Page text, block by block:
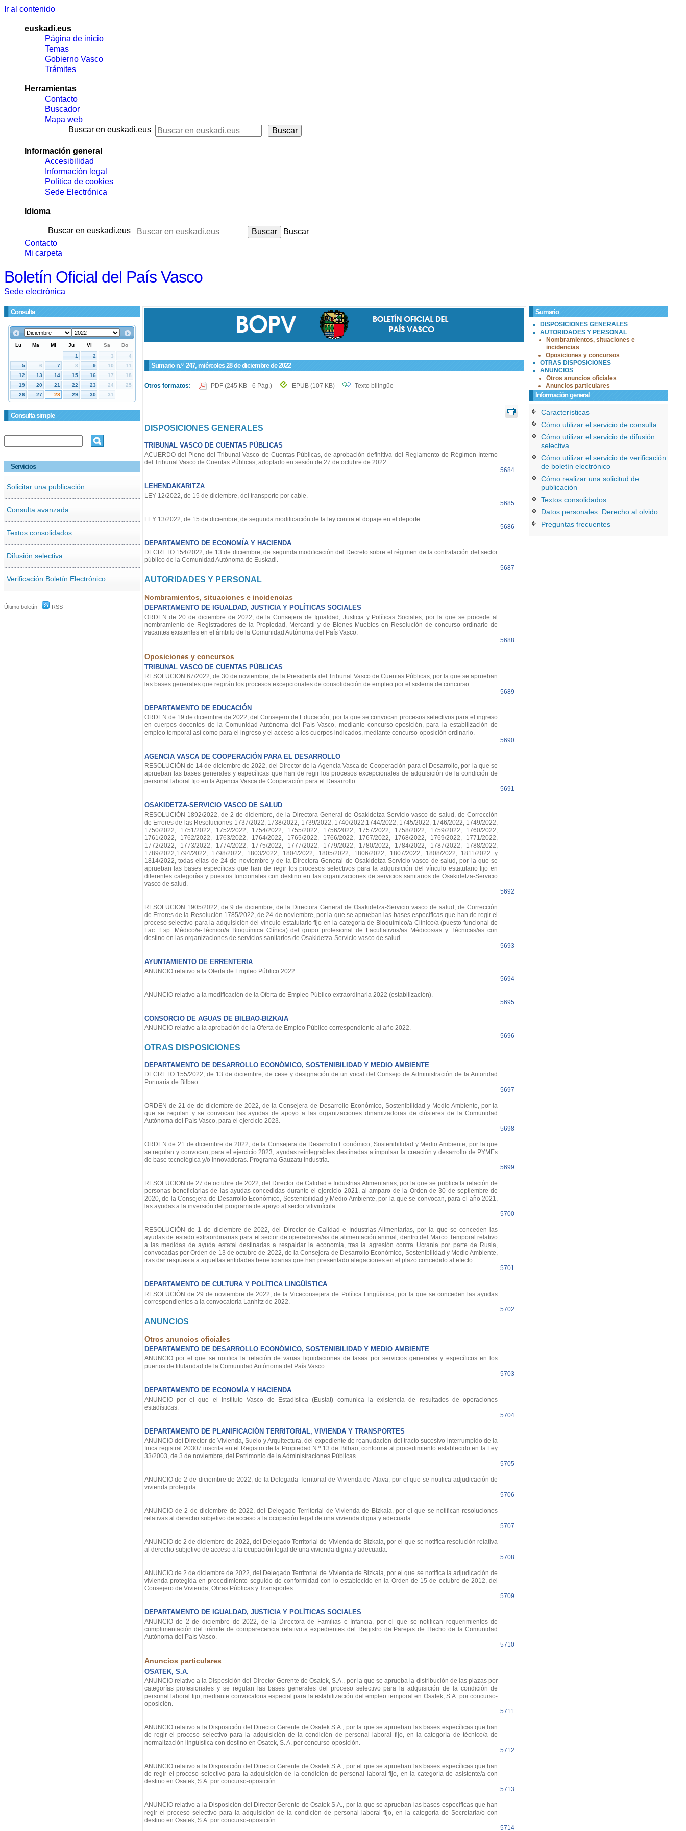
Ir al contenido
euskadi.eus
Página de inicio
Temas
Gobierno Vasco
Trámites
Herramientas
Contacto
Buscador
Mapa web
Buscar en euskadi.eus
Información general
Accesibilidad
Información legal
Política de cookies
Sede Electrónica
Idioma
Buscar en euskadi.eus
Buscar
Contacto
Mi carpeta
Boletín Oficial del País Vasco
Sede electrónica
Consulta
Consulta simple
Servicios
Solicitar una publicación
Consulta avanzada
Textos consolidados
Difusión selectiva
Verificación Boletín Electrónico
Último boletín RSS
Sumario n.º 247, miércoles 28 de diciembre de 2022
Otros formatos: PDF (245 KB - 6 Pág.) EPUB (107 KB) Texto bilingüe
DISPOSICIONES GENERALES
TRIBUNAL VASCO DE CUENTAS PÚBLICAS
ACUERDO del Pleno del Tribunal Vasco de Cuentas Públicas, de aprobación definitiva del Reglamento de Régimen Interno
del Tribunal Vasco de Cuentas Públicas, adoptado en sesión de 27 de octubre de 2022.
5684
LEHENDAKARITZA
LEY 12/2022, de 15 de diciembre, del transporte por cable.
5685
LEY 13/2022, de 15 de diciembre, de segunda modificación de la ley contra el dopaje en el deporte.
5686
DEPARTAMENTO DE ECONOMÍA Y HACIENDA
DECRETO 154/2022, de 13 de diciembre, de segunda modificación del Decreto sobre el régimen de la contratación del sector
público de la Comunidad Autónoma de Euskadi.
5687
AUTORIDADES Y PERSONAL
Nombramientos, situaciones e incidencias
DEPARTAMENTO DE IGUALDAD, JUSTICIA Y POLÍTICAS SOCIALES
ORDEN de 20 de diciembre de 2022, de la Consejera de Igualdad, Justicia y Políticas Sociales, por la que se procede al
nombramiento de Registradores de la Propiedad, Mercantil y de Bienes Muebles en Resolución de concurso ordinario de
vacantes existentes en el ámbito de la Comunidad Autónoma del País Vasco.
5688
Oposiciones y concursos
TRIBUNAL VASCO DE CUENTAS PÚBLICAS
RESOLUCIÓN 67/2022, de 30 de noviembre, de la Presidenta del Tribunal Vasco de Cuentas Públicas, por la que se aprueban
las bases generales que regirán los procesos excepcionales de consolidación de empleo por el sistema de concurso.
5689
DEPARTAMENTO DE EDUCACIÓN
ORDEN de 19 de diciembre de 2022, del Consejero de Educación, por la que se convocan procesos selectivos para el ingreso
en cuerpos docentes de la Comunidad Autónoma del País Vasco, mediante concurso-oposición, para la estabilización de
empleo temporal así como para el ingreso y el acceso a los cuerpos indicados, mediante concurso-oposición ordinario.
5690
AGENCIA VASCA DE COOPERACIÓN PARA EL DESARROLLO
RESOLUCIÓN de 14 de diciembre de 2022, del Director de la Agencia Vasca de Cooperación para el Desarrollo, por la que se
aprueban las bases generales y específicas que han de regir los procesos excepcionales de adquisición de la condición de
personal laboral fijo en la Agencia Vasca de Cooperación para el Desarrollo.
5691
OSAKIDETZA-SERVICIO VASCO DE SALUD
RESOLUCIÓN 1892/2022, de 2 de diciembre, de la Directora General de Osakidetza-Servicio vasco de salud, de Corrección
de Errores de las Resoluciones 1737/2022, 1738/2022, 1739/2022, 1740/2022,1744/2022, 1745/2022, 1746/2022, 1749/2022,
1750/2022, 1751/2022, 1752/2022, 1754/2022, 1755/2022, 1756/2022, 1757/2022, 1758/2022, 1759/2022, 1760/2022,
1761/2022, 1762/2022, 1763/2022, 1764/2022, 1765/2022, 1766/2022, 1767/2022, 1768/2022, 1769/2022, 1771/2022,
1772/2022, 1773/2022, 1774/2022, 1775/2022, 1777/2022, 1779/2022, 1780/2022, 1784/2022, 1787/2022, 1788/2022,
1789/2022,1794/2022, 1798/2022, 1803/2022, 1804/2022, 1805/2022, 1806/2022, 1807/2022, 1808/2022, 1811/2022 y
1814/2022, todas ellas de 24 de noviembre y de la Directora General de Osakidetza-Servicio vasco de salud, por la que se
aprueban las bases específicas que han de regir los procesos selectivos para la adquisición del vínculo estatutario fijo en
diferentes categorías y puestos funcionales con destino en las organizaciones de servicios sanitarios de Osakidetza-Servicio
vasco de salud.
5692
RESOLUCIÓN 1905/2022, de 9 de diciembre, de la Directora General de Osakidetza-Servicio vasco de salud, de Corrección
de Errores de la Resolución 1785/2022, de 24 de noviembre, por la que se aprueban las bases específicas que han de regir el
proceso selectivo para la adquisición del vínculo estatutario fijo en la categoría de Bioquímico/a Clínico/a (puesto funcional de
Fac. Esp. Médico/a-Técnico/a Bioquímica Clínica) del grupo profesional de Facultativos/as Médicos/as y Técnicas/as con
destino en las organizaciones de servicios sanitarios de Osakidetza-Servicio vasco de salud.
5693
AYUNTAMIENTO DE ERRENTERIA
ANUNCIO relativo a la Oferta de Empleo Público 2022.
5694
ANUNCIO relativo a la modificación de la Oferta de Empleo Público extraordinaria 2022 (estabilización).
5695
CONSORCIO DE AGUAS DE BILBAO-BIZKAIA
ANUNCIO relativo a la aprobación de la Oferta de Empleo Público correspondiente al año 2022.
5696
OTRAS DISPOSICIONES
DEPARTAMENTO DE DESARROLLO ECONÓMICO, SOSTENIBILIDAD Y MEDIO AMBIENTE
DECRETO 155/2022, de 13 de diciembre, de cese y designación de un vocal del Consejo de Administración de la Autoridad
Portuaria de Bilbao.
5697
ORDEN de 21 de de diciembre de 2022, de la Consejera de Desarrollo Económico, Sostenibilidad y Medio Ambiente, por la
que se regulan y se convocan las ayudas de apoyo a las organizaciones dinamizadoras de clústeres de la Comunidad
Autónoma del País Vasco, para el ejercicio 2023.
5698
ORDEN de 21 de diciembre de 2022, de la Consejera de Desarrollo Económico, Sostenibilidad y Medio Ambiente, por la que
se regulan y convocan, para el ejercicio 2023, ayudas reintegrables destinadas a impulsar la creación y desarrollo de PYMEs
de base tecnológica y/o innovadoras. Programa Gauzatu Industria.
5699
RESOLUCIÓN de 27 de octubre de 2022, del Director de Calidad e Industrias Alimentarias, por la que se publica la relación de
personas beneficiarias de las ayudas concedidas durante el ejercicio 2021, al amparo de la Orden de 30 de septiembre de
2020, de la Consejera de Desarrollo Económico, Sostenibilidad y Medio Ambiente, por la que se convocan, para el año 2021,
las ayudas a la inversión del programa de apoyo al sector vitivinícola.
5700
RESOLUCIÓN de 1 de diciembre de 2022, del Director de Calidad e Industrias Alimentarias, por la que se conceden las
ayudas de estado extraordinarias para el sector de operadores/as de alimentación animal, dentro del Marco Temporal relativo
a las medidas de ayuda estatal destinadas a respaldar la economía, tras la agresión contra Ucrania por parte de Rusia,
convocadas por Orden de 13 de octubre de 2022, de la Consejera de Desarrollo Económico, Sostenibilidad y Medio Ambiente,
tras dar respuesta a aquellas entidades beneficiarias que han presentado alegaciones en el plazo concedido al efecto.
5701
DEPARTAMENTO DE CULTURA Y POLÍTICA LINGÜÍSTICA
RESOLUCIÓN de 29 de noviembre de 2022, de la Viceconsejera de Política Lingüística, por la que se conceden las ayudas
correspondientes a la convocatoria Lanhitz de 2022.
5702
ANUNCIOS
Otros anuncios oficiales
DEPARTAMENTO DE DESARROLLO ECONÓMICO, SOSTENIBILIDAD Y MEDIO AMBIENTE
ANUNCIO por el que se notifica la relación de varias liquidaciones de tasas por servicios generales y específicos en los
puertos de titularidad de la Comunidad Autónoma del País Vasco.
5703
DEPARTAMENTO DE ECONOMÍA Y HACIENDA
ANUNCIO por el que el Instituto Vasco de Estadística (Eustat) comunica la existencia de resultados de operaciones
estadísticas.
5704
DEPARTAMENTO DE PLANIFICACIÓN TERRITORIAL, VIVIENDA Y TRANSPORTES
ANUNCIO del Director de Vivienda, Suelo y Arquitectura, del expediente de reanudación del tracto sucesivo interrumpido de la
finca registral 20307 inscrita en el Registro de la Propiedad N.º 13 de Bilbao, conforme al procedimiento establecido en la Ley
33/2003, de 3 de noviembre, del Patrimonio de la Administraciones Públicas.
5705
ANUNCIO de 2 de diciembre de 2022, de la Delegada Territorial de Vivienda de Álava, por el que se notifica adjudicación de
vivienda protegida.
5706
ANUNCIO de 2 de diciembre de 2022, del Delegado Territorial de Vivienda de Bizkaia, por el que se notifican resoluciones
relativas al derecho subjetivo de acceso a la ocupación legal de una vivienda digna y adecuada.
5707
ANUNCIO de 2 de diciembre de 2022, del Delegado Territorial de Vivienda de Bizkaia, por el que se notifica resolución relativa
al derecho subjetivo de acceso a la ocupación legal de una vivienda digna y adecuada.
5708
ANUNCIO de 2 de diciembre de 2022, del Delegado Territorial de Vivienda de Bizkaia, por el que se notifica la adjudicación de
vivienda protegida en procedimiento seguido de conformidad con lo establecido en la Orden de 15 de octubre de 2012, del
Consejero de Vivienda, Obras Públicas y Transportes.
5709
DEPARTAMENTO DE IGUALDAD, JUSTICIA Y POLÍTICAS SOCIALES
ANUNCIO de 2 de diciembre de 2022, de la Directora de Familias e Infancia, por el que se notifican requerimientos de
cumplimentación del trámite de comparecencia relativo a expedientes del Registro de Parejas de Hecho de la Comunidad
Autónoma del País Vasco.
5710
Anuncios particulares
OSATEK, S.A.
ANUNCIO relativo a la Disposición del Director Gerente de Osatek, S.A., por la que se aprueba la distribución de las plazas por
categorías profesionales y se regulan las bases generales del proceso selectivo para la adquisición de la condición de
personal laboral fijo, mediante convocatoria especial para la estabilización del empleo temporal en Osatek, S.A. por concurso-
oposición.
5711
ANUNCIO relativo a la Disposición del Director Gerente de Osatek S.A., por la que se aprueban las bases específicas que han
de regir el proceso selectivo para la adquisición de la condición de personal laboral fijo, en la categoría de técnico/a de
normalización lingüística con destino en Osatek, S. A. por concurso-oposición.
5712
ANUNCIO relativo a la Disposición del Director Gerente de Osatek S.A., por el que se aprueban las bases específicas que han
de regir el proceso selectivo para la adquisición de la condición de personal laboral fijo, en la categoría de asistente/a con
destino en Osatek, S.A. por concurso-oposición.
5713
ANUNCIO relativo a la Disposición del Director Gerente de Osatek S.A., por la que se aprueban las bases específicas que han
regir el proceso selectivo para la adquisición de la condición de personal laboral fijo, en la categoría de Secretaria/o con
destino en Osatek, S.A. por concurso-oposición.
5714
Sumario
DISPOSICIONES GENERALES
AUTORIDADES Y PERSONAL
Nombramientos, situaciones e
incidencias
Oposiciones y concursos
OTRAS DISPOSICIONES
ANUNCIOS
Otros anuncios oficiales
Anuncios particulares
Información general
Características
Cómo utilizar el servicio de consulta
Cómo utilizar el servicio de difusión
selectiva
Cómo utilizar el servicio de verificación
de boletín electrónico
Cómo realizar una solicitud de
publicación
Textos consolidados
Datos personales. Derecho al olvido
Preguntas frecuentes